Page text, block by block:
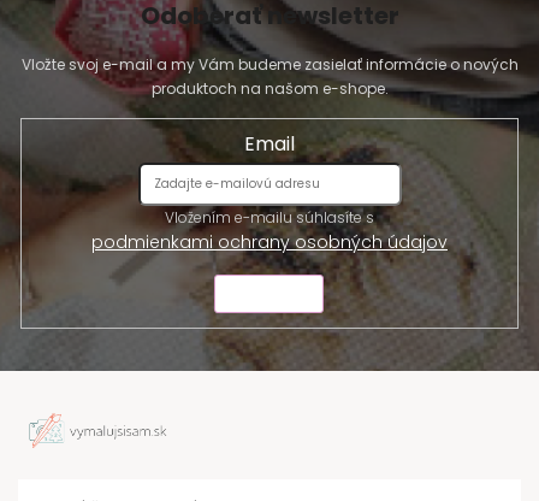
Odoberať newsletter
Vložte svoj e-mail a my Vám budeme zasielať informácie o nových
produktoch na našom e-shope.
Email
Vložením e-mailu súhlasíte s
podmienkami ochrany osobných údajov